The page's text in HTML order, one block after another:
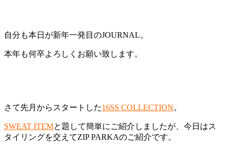
自分も本日が新年一発目のJOURNAL。
本年も何卒よろしくお願い致します。
さて先月からスタートした16SS COLLECTION。
SWEAT ITEMと題して簡単にご紹介しましたが、今日はス
タイリングを交えてZIP PARKAのご紹介です。